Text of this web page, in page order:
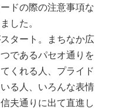
ドの際の注意事項な
した。
タート。まちなか広
であるパセオ通りを
くれる人、プライド
る人、いろんな表情
夫通りに出て直進し